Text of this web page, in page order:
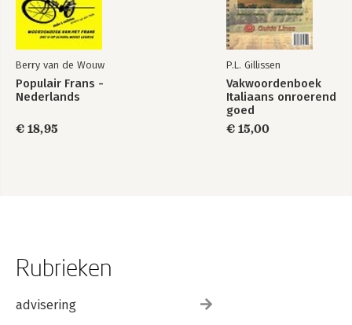
Berry van de Wouw
Populair Frans -
Nederlands
€ 18,95
P.L. Gillissen
Vakwoordenboek
Italiaans onroerend
goed
€ 15,00
Rubrieken
advisering